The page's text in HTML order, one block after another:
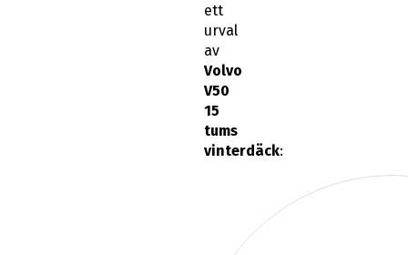
ett
urval
av
Volvo
V50
15
tums
vinterdäck: